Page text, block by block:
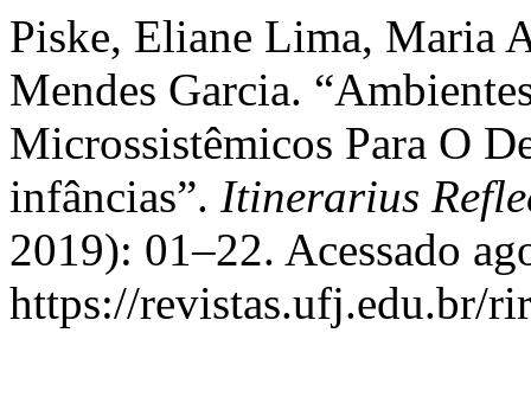
Piske, Eliane Lima, Maria
Mendes Garcia.
Microssistêmicos Para O
infâncias”. Itinerarius
2019): 01–22. Acessado
https://revistas.ufj.edu.br/